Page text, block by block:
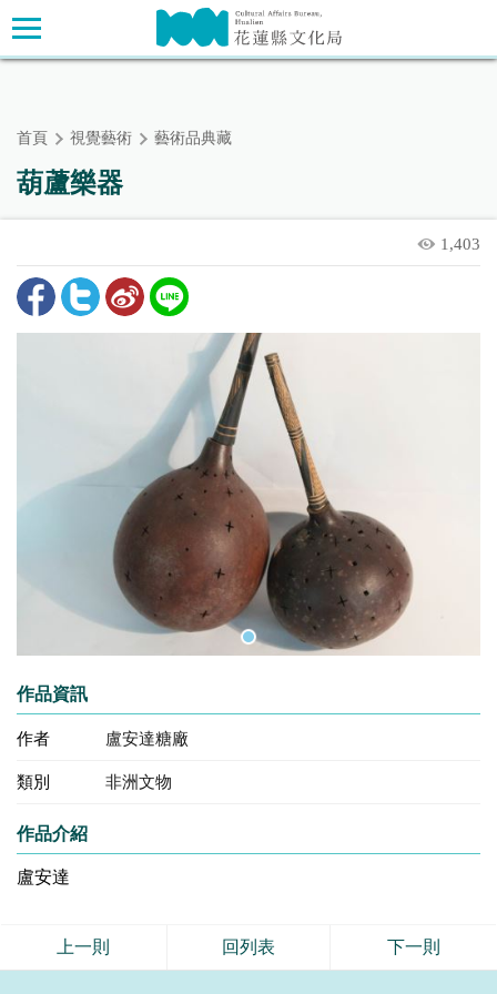
跳
到
主
主要內容區塊
首頁 視覺藝術 藝術品典藏
葫蘆樂器
1,403
作品資訊
作者 盧安達糖廠
類別 非洲文物
作品介紹
盧安達
上一則 回列表 下一則